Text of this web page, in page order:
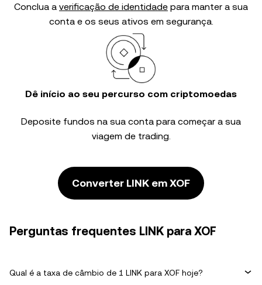
Conclua a verificação de identidade para manter a sua
conta e os seus ativos em segurança.
Dê início ao seu percurso com criptomoedas
Deposite fundos na sua conta para começar a sua
viagem de trading.
Converter LINK em XOF
Perguntas frequentes LINK para XOF
Qual é a taxa de câmbio de 1 LINK para XOF hoje?